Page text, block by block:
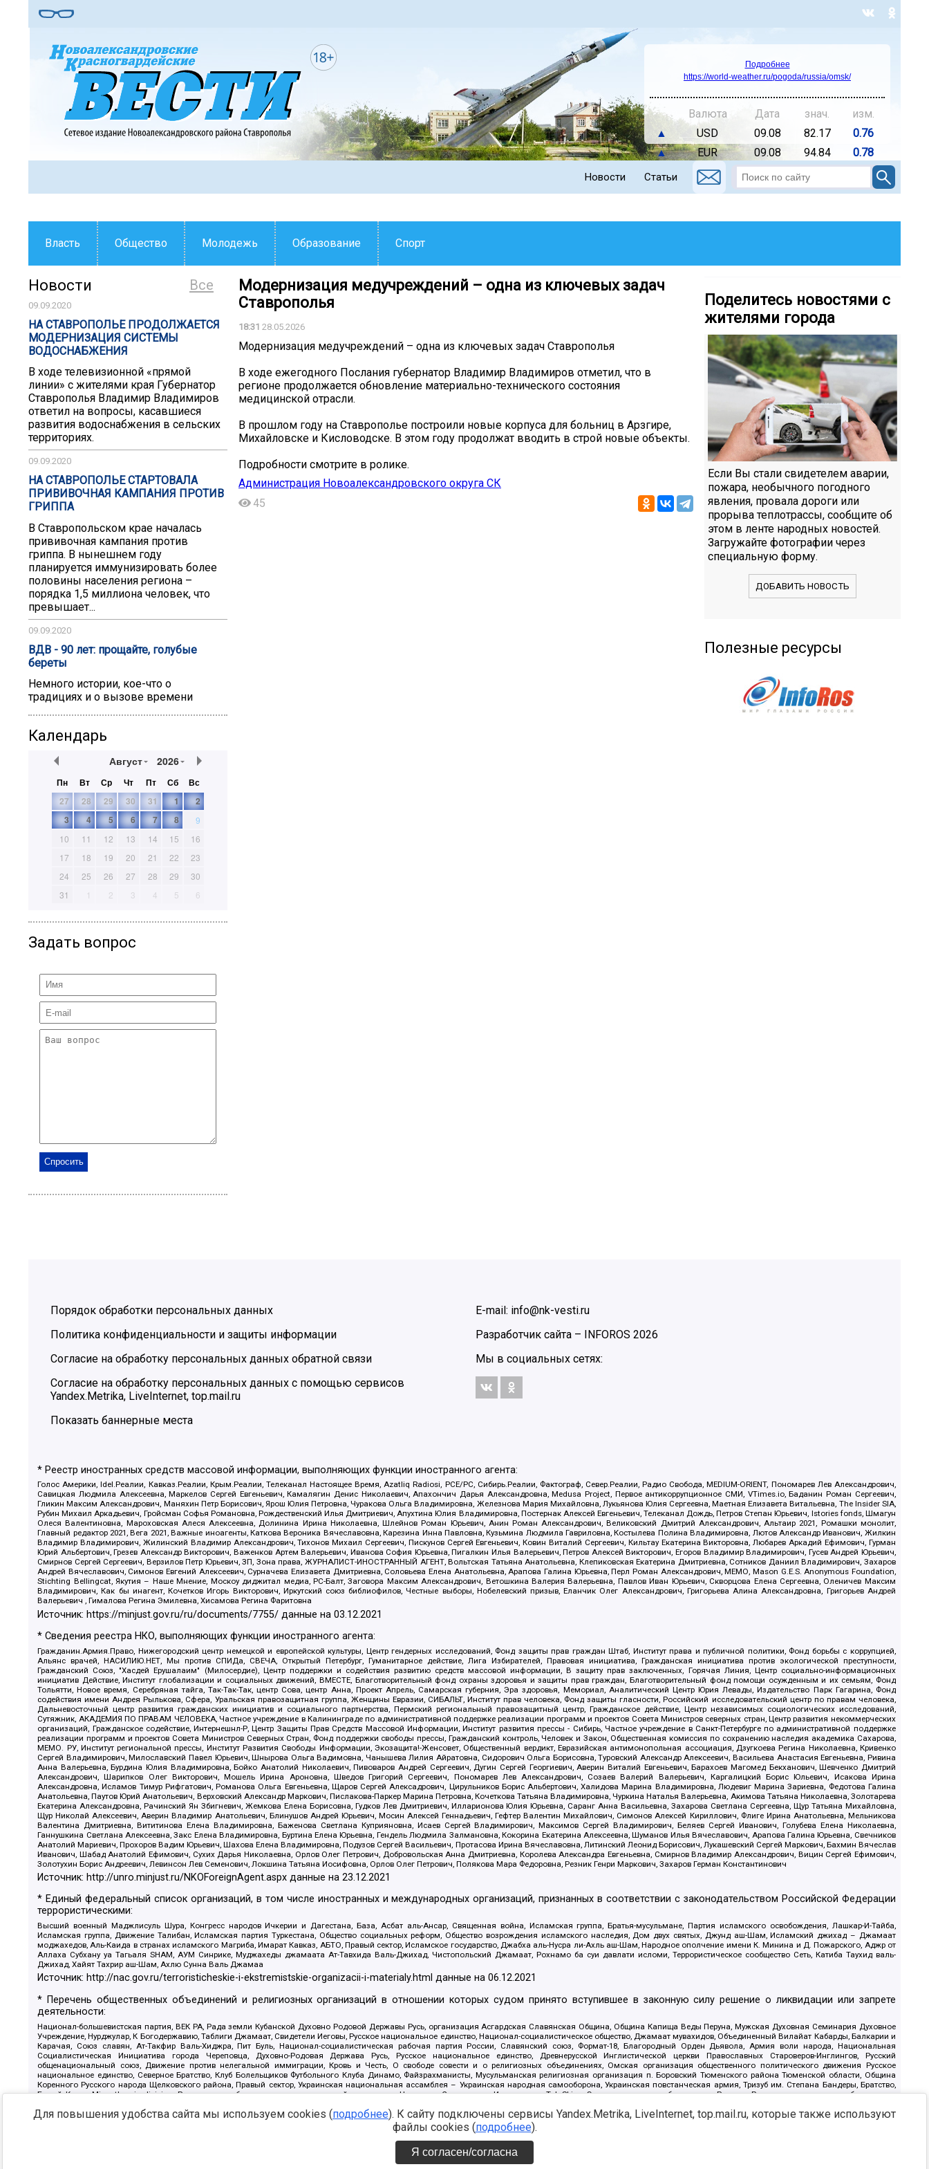
Подробнее
https://world-weather.ru/pogoda/russia/omsk/
Валюта Дата знач.
изм.
▲
USD 09.08 82.17
0.76
▲
EUR 09.08 94.84 0.78
Новости Статьи
Власть Общество Молодежь Образование Спорт
Все
Новости
09.09.2020
НА СТАВРОПОЛЬЕ ПРОДОЛЖАЕТСЯ
МОДЕРНИЗАЦИЯ СИСТЕМЫ
ВОДОСНАБЖЕНИЯ
В ходе телевизионной «прямой
линии» с жителями края Губернатор
Ставрополья Владимир Владимиров
ответил на вопросы, касавшиеся
развития водоснабжения в сельских
территориях.
09.09.2020
НА СТАВРОПОЛЬЕ СТАРТОВАЛА
ПРИВИВОЧНАЯ КАМПАНИЯ ПРОТИВ
ГРИППА
В Ставропольском крае началась
прививочная кампания против
гриппа. В нынешнем году
планируется иммунизировать более
половины населения региона –
порядка 1,5 миллиона человек, что
превышает...
09.09.2020
ВДВ - 90 лет: прощайте, голубые
береты
Немного истории, кое-что о
традициях и о вызове времени
Календарь
Август 2026
Пн Вт Ср Чт Пт Сб
Вс
27
28 29 30 31 1
2
3
4 5 6 7 8
9
10
11 12 13 14 15
16
17
18 19 20 21 22
23
24
25 26 27 28 29
30
31
1 2 3 4 5 6
Задать вопрос
Модернизация медучреждений – одна из ключевых задач
Ставрополья
18:31 28.05.2026
Модернизация медучреждений – одна из ключевых задач Ставрополья
В ходе ежегодного Послания губернатор Владимир Владимиров отметил, что в
регионе продолжается обновление материально-технического состояния
медицинской отрасли.
В прошлом году на Ставрополье построили новые корпуса для больниц в Арзгире,
Михайловске и Кисловодске. В этом году продолжат вводить в строй новые объекты.
Подробности смотрите в ролике.
Администрация Новоалександровского округа СК
45
Поделитесь новостями с
жителями города
Если Вы стали свидетелем аварии,
пожара, необычного погодного
явления, провала дороги или
прорыва теплотрассы, сообщите об
этом в ленте народных новостей.
Загружайте фотографии через
специальную форму.
ДОБАВИТЬ НОВОСТЬ
Полезные ресурсы
Порядок обработки персональных данных
Политика конфиденциальности и защиты информации
Согласие на обработку персональных данных обратной связи
Согласие на обработку персональных данных с помощью сервисов
Yandex.Metrika, LiveInternet, top.mail.ru
Показать баннерные места
E-mail: info@nk-vesti.ru
Разработчик сайта – INFOROS 2026
Мы в социальных сетях:
* Реестр иностранных средств массовой информации, выполняющих функции иностранного агента:
Голос Америки, Idel.Реалии, Кавказ.Реалии, Крым.Реалии, Телеканал Настоящее Время, Azatliq Radiosi, PCE/PC, Сибирь.Реалии, Фактограф, Север.Реалии, Радио Свобода, MEDIUM-ORIENT, Пономарев Лев Александрович,
Савицкая Людмила Алексеевна, Маркелов Сергей Евгеньевич, Камалягин Денис Николаевич, Апахончич Дарья Александровна, Medusa Project, Первое антикоррупционное СМИ, VTimes.io, Баданин Роман Сергеевич,
Гликин Максим Александрович, Маняхин Петр Борисович, Ярош Юлия Петровна, Чуракова Ольга Владимировна, Железнова Мария Михайловна, Лукьянова Юлия Сергеевна, Маетная Елизавета Витальевна, The Insider SIA,
Рубин Михаил Аркадьевич, Гройсман Софья Романовна, Рождественский Илья Дмитриевич, Апухтина Юлия Владимировна, Постернак Алексей Евгеньевич, Телеканал Дождь, Петров Степан Юрьевич, Istories fonds, Шмагун
Олеся Валентиновна, Мароховская Алеся Алексеевна, Долинина Ирина Николаевна, Шлейнов Роман Юрьевич, Анин Роман Александрович, Великовский Дмитрий Александрович, Альтаир 2021, Ромашки монолит,
Главный редактор 2021, Вега 2021, Важные иноагенты, Каткова Вероника Вячеславовна, Карезина Инна Павловна, Кузьмина Людмила Гавриловна, Костылева Полина Владимировна, Лютов Александр Иванович, Жилкин
Владимир Владимирович, Жилинский Владимир Александрович, Тихонов Михаил Сергеевич, Пискунов Сергей Евгеньевич, Ковин Виталий Сергеевич, Кильтау Екатерина Викторовна, Любарев Аркадий Ефимович, Гурман
Юрий Альбертович, Грезев Александр Викторович, Важенков Артем Валерьевич, Иванова София Юрьевна, Пигалкин Илья Валерьевич, Петров Алексей Викторович, Егоров Владимир Владимирович, Гусев Андрей Юрьевич,
Смирнов Сергей Сергеевич, Верзилов Петр Юрьевич, ЗП, Зона права, ЖУРНАЛИСТ-ИНОСТРАННЫЙ АГЕНТ, Вольтская Татьяна Анатольевна, Клепиковская Екатерина Дмитриевна, Сотников Даниил Владимирович, Захаров
Андрей Вячеславович, Симонов Евгений Алексеевич, Сурначева Елизавета Дмитриевна, Соловьева Елена Анатольевна, Арапова Галина Юрьевна, Перл Роман Александрович, МЕМО, Mason G.E.S. Anonymous Foundation,
Stichting Bellingcat, Якутия – Наше Мнение, Москоу диджитал медиа, РС-Балт, Заговора Максим Александрович, Ветошкина Валерия Валерьевна, Павлов Иван Юрьевич, Скворцова Елена Сергеевна, Оленичев Максим
Владимирович, Как бы инагент, Кочетков Игорь Викторович, Иркутский союз библиофилов, Честные выборы, Нобелевский призыв, Еланчик Олег Александрович, Григорьева Алина Александровна, Григорьев Андрей
Валерьевич , Гималова Регина Эмилевна, Хисамова Регина Фаритовна
Источник: https://minjust.gov.ru/ru/documents/7755/ данные на03.12.2021
* Сведения реестра НКО, выполняющих функции иностранного агента:
Гражданин.Армия.Право, Нижегородский центр немецкой и европейской культуры, Центр гендерных исследований, Фонд защиты прав граждан Штаб, Институт права и публичной политики, Фонд борьбы с коррупцией,
Альянс врачей, НАСИЛИЮ.НЕТ, Мы против СПИДа, СВЕЧА, Открытый Петербург, Гуманитарное действие, Лига Избирателей, Правовая инициатива, Гражданская инициатива против экологической преступности,
Гражданский Союз, "Хасдей Ерушалаим" (Милосердие), Центр поддержки и содействия развитию средств массовой информации, В защиту прав заключенных, Горячая Линия, Центр социально-информационных
инициатив Действие, Институт глобализации и социальных движений, ВМЕСТЕ, Благотворительный фонд охраны здоровья и защиты прав граждан, Благотворительный фонд помощи осужденным и их семьям, Фонд
Тольятти, Новое время, Серебряная тайга, Так-Так-Так, центр Сова, центр Анна, Проект Апрель, Самарская губерния, Эра здоровья, Мемориал, Аналитический Центр Юрия Левады, Издательство Парк Гагарина, Фонд
содействия имени Андрея Рылькова, Сфера, Уральская правозащитная группа, Женщины Евразии, СИБАЛЬТ, Институт прав человека, Фонд защиты гласности, Российский исследовательский центр по правам человека,
Дальневосточный центр развития гражданских инициатив и социального партнерства, Пермский региональный правозащитный центр, Гражданское действие, Центр независимых социологических исследований,
Сутяжник, АКАДЕМИЯ ПО ПРАВАМ ЧЕЛОВЕКА, Частное учреждение в Калининграде по административной поддержке реализации программ и проектов Совета Министров северных стран, Центр развития некоммерческих
организаций, Гражданское содействие, Интернешнл-Р, Центр Защиты Прав Средств Массовой Информации, Институт развития прессы - Сибирь, Частное учреждение в Санкт-Петербурге по административной поддержке
реализации программ и проектов Совета Министров Северных Стран, Фонд поддержки свободы прессы, Гражданский контроль, Человек и Закон, Общественная комиссия по сохранению наследия академика Сахарова,
МЕМО. РУ, Институт региональной прессы, Институт Развития Свободы Информации, Экозащита!-Женсовет, Общественный вердикт, Евразийская антимонопольная ассоциация, Дзугкоева Регина Николаевна, Кривенко
Сергей Владимирович, Милославский Павел Юрьевич, Шнырова Ольга Вадимовна, Чанышева Лилия Айратовна, Сидорович Ольга Борисовна, Туровский Александр Алексеевич, Васильева Анастасия Евгеньевна, Ривина
Анна Валерьевна, Бурдина Юлия Владимировна, Бойко Анатолий Николаевич, Пивоваров Андрей Сергеевич, Дугин Сергей Георгиевич, Аверин Виталий Евгеньевич, Барахоев Магомед Бекханович, Шевченко Дмитрий
Александрович, Шарипков Олег Викторович, Мошель Ирина Ароновна, Шведов Григорий Сергеевич, Пономарев Лев Александрович, Созаев Валерий Валерьевич, Каргалицкий Борис Юльевич, Исакова Ирина
Александровна, Исламов Тимур Рифгатович, Романова Ольга Евгеньевна, Щаров Сергей Алексадрович, Цирульников Борис Альбертович, Халидова Марина Владимировна, Людевиг Марина Зариевна, Федотова Галина
Анатольевна, Паутов Юрий Анатольевич, Верховский Александр Маркович, Пислакова-Паркер Марина Петровна, Кочеткова Татьяна Владимировна, Чуркина Наталья Валерьевна, Акимова Татьяна Николаевна, Золотарева
Екатерина Александровна, Рачинский Ян Збигневич, Жемкова Елена Борисовна, Гудков Лев Дмитриевич, Илларионова Юлия Юрьевна, Саранг Анна Васильевна, Захарова Светлана Сергеевна, Щур Татьяна Михайловна,
Щур Николай Алексеевич, Аверин Владимир Анатольевич, Блинушов Андрей Юрьевич, Мосин Алексей Геннадьевич, Гефтер Валентин Михайлович, Симонов Алексей Кириллович, Флиге Ирина Анатольевна, Мельникова
Валентина Дмитриевна, Вититинова Елена Владимировна, Баженова Светлана Куприяновна, Исаев Сергей Владимирович, Максимов Сергей Владимирович, Беляев Сергей Иванович, Голубева Елена Николаевна,
Ганнушкина Светлана Алексеевна, Закс Елена Владимировна, Буртина Елена Юрьевна, Гендель Людмила Залмановна, Кокорина Екатерина Алексеевна, Шуманов Илья Вячеславович, Арапова Галина Юрьевна, Свечников
Анатолий Мариевич, Прохоров Вадим Юрьевич, Шахова Елена Владимировна, Подузов Сергей Васильевич, Протасова Ирина Вячеславовна, Литинский Леонид Борисович, Лукашевский Сергей Маркович, Бахмин Вячеслав
Иванович, Шабад Анатолий Ефимович, Сухих Дарья Николаевна, Орлов Олег Петрович, Добровольская Анна Дмитриевна, Королева Александра Евгеньевна, Смирнов Владимир Александрович, Вицин Сергей Ефимович,
Золотухин Борис Андреевич, Левинсон Лев Семенович, Локшина Татьяна Иосифовна, Орлов Олег Петрович, Полякова Мара Федоровна, Резник Генри Маркович, Захаров Герман Константинович
Источник: http://unro.minjust.ru/NKOForeignAgent.aspx данные на23.12.2021
* Единый федеральный список организаций, в том числе иностранных и международных организаций, признанных в соответствии с законодательством Российской Федерации
террористическими:
Высший военный Маджлисуль Шура, Конгресс народов Ичкерии и Дагестана, База, Асбат аль-Ансар, Священная война, Исламская группа, Братья-мусульмане, Партия исламского освобождения, Лашкар-И-Тайба,
Исламская группа, Движение Талибан, Исламская партия Туркестана, Общество социальных реформ, Общество возрождения исламского наследия, Дом двух святых, Джунд аш-Шам, Исламский джихад – Джамаат
моджахедов, Аль-Каида в странах исламского Магриба, Имарат Кавказ, АБТО, Правый сектор, Исламское государство, Джабха аль-Нусра ли-Ахль аш-Шам, Народное ополчение имени К. Минина и Д. Пожарского, Аджр от
Аллаха Субхану уа Тагьаля SHAM, АУМ Синрике, Муджахеды джамаата Ат-Тавхида Валь-Джихад, Чистопольский Джамаат, Рохнамо ба суи давлати исломи, Террористическое сообщество Сеть, Катиба Таухид валь-
Джихад, Хайят Тахрир аш-Шам, Ахлю Сунна Валь Джамаа
Источник:http://nac.gov.ru/terroristicheskie-i-ekstremistskie-organizacii-i-materialy.html данные на06.12.2021
* Перечень общественных объединений и религиозных организаций в отношении которых судом принято вступившее в законную силу решение о ликвидации или запрете
деятельности:
Национал-большевистская партия, ВЕК РА, Рада земли Кубанской Духовно Родовой Державы Русь, организация Асгардская Славянская Община, Община Капища Веды Перуна, Мужская Духовная Семинария Духовное
Учреждение, Нурджулар, К Богодержавию, Таблиги Джамаат, Свидетели Иеговы, Русское национальное единство, Национал-социалистическое общество, Джамаат мувахидов, Объединенный Вилайат Кабарды, Балкарии и
Карачая, Союз славян, Ат-Такфир Валь-Хиджра, Пит Буль, Национал-социалистическая рабочая партия России, Славянский союз, Формат-18, Благородный Орден Дьявола, Армия воли народа, Национальная
Социалистическая Инициатива города Череповца, Духовно-Родовая Держава Русь, Русское национальное единство, Древнерусской Инглистической церкви Православных Староверов-Инглингов, Русский
общенациональный союз, Движение против нелегальной иммиграции, Кровь и Честь, О свободе совести и о религиозных объединениях, Омская организация общественного политического движения Русское
национальное единство, Северное Братство, Клуб Болельщиков Футбольного Клуба Динамо, Файзрахманисты, Мусульманская религиозная организация п. Боровский Тюменского района Тюменской области, Община
Коренного Русского народа Щелковского района, Правый сектор, Украинская национальная ассамблея – Украинская народная самооборона, Украинская повстанческая армия, Тризуб им. Степана Бандеры, Братство,
Белый Крест, Misanthropic division, Религиозное объединение последователей инглиизма, Народная Социальная Инициатива, TulaSkins, Этнополитическое объединение Русские, Русское национальное объединение
Артподготовка, Штольц, В честь иконы Божией Матери Державная, Сектор 16, Независимость, Фирма, Молодежная правозащитная группа МПГ, Курсом Правды и Единения, Каракольская инициативная группа, Автоград
Крю, Союз Славянских Сил Руси, Алля-Аят, Благотворительный пансионат Ак Умут, Русская республика Русь, Арестантское уголовное единство, Башкорт, Нация и свобода, W.H.С., Фалунь Дафа, Иртыш Ultras, Русский
Патриотический клуб-Новокузнецк/РПК, Сибирский державный союз, Фонд борьбы с коррупцией, Фонд защиты прав граждан, Штабы Навального, Совет граждан СССР Прикубанского округа г. Краснодара
Для повышения удобства сайта мы используем cookies (подробнее). К сайту подключены сервисы Yandex.Metrika, LiveInternet, top.mail.ru, которые также используют
файлы cookies (подробнее).
Я согласен/согласна